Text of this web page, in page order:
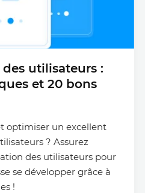
utilisateurs :
et 20 bons
optimiser un excellent
? Assurez
des utilisateurs pour
se développer grâce à
!